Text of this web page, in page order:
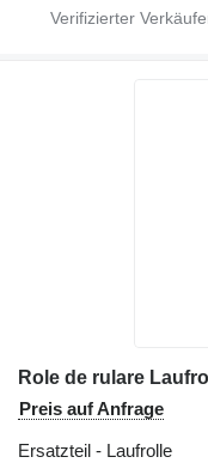
Role de rulare
Preis auf Anfrage
Ersatzteil - Laufrolle